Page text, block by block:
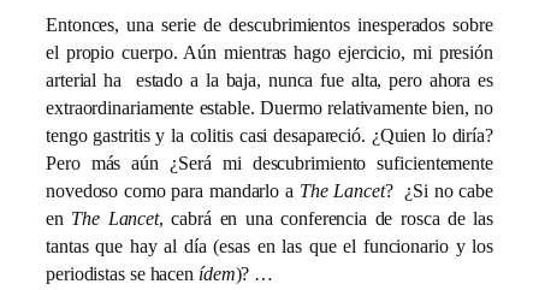
Entonces, una serie de descubrimientos inesperados sobre
el propio cuerpo. Aún mientras hago ejercicio, mi presión
arterial ha estado a la baja, nunca fue alta, pero ahora es
extraordinariamente estable. Duermo relativamente bien, no
tengo gastritis y la colitis casi desapareció. ¿Quien lo diría?
Pero más aún ¿Será mi descubrimiento suficientemente
novedoso como para mandarlo a The Lancet? ¿Si no cabe
en The Lancet, cabrá en una conferencia de rosca de las
tantas que hay al día (esas en las que el funcionario y los
periodistas se hacen ídem)? …